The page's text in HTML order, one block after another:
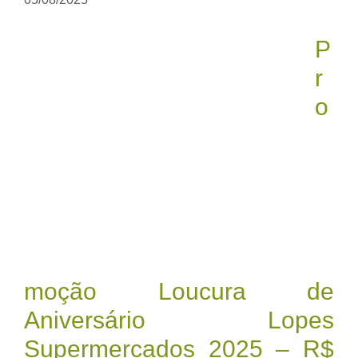
P
r
o
moção Loucura de
Aniversário Lopes
Supermercados 2025 – R$